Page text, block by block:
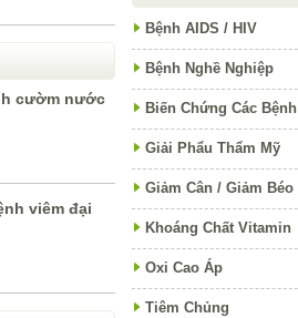
cườm nước
viêm đại
Bệnh AIDS / HIV
Bệnh Nghề Nghiệp
Biến Chứng Các Bệnh
Giải Phẩu Thẩm Mỹ
Giảm Cân / Giảm Béo
Khoáng Chất Vitamin
Oxi Cao Áp
Tiêm Chủng